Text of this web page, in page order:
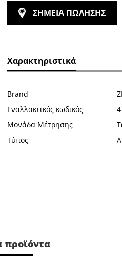
ΣΗΜΕΙΑ ΠΩΛΗΣΗΣ
Χαρακτηριστικά
Brand
Εναλλακτικός κωδικός
Μονάδα Μέτρησης
Τύπος
προϊόντα